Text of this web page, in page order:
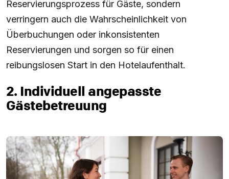
Reservierungsprozess für Gäste, sondern
verringern auch die Wahrscheinlichkeit von
Überbuchungen oder inkonsistenten
Reservierungen und sorgen so für einen
reibungslosen Start in den Hotelaufenthalt.
2. Individuell angepasste
Gästebetreuung